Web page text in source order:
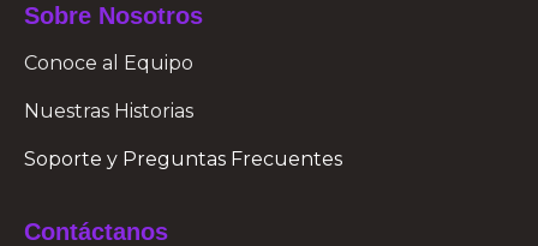
Sobre Nosotros
Conoce al Equipo
Nuestras Historias
Soporte y Preguntas Frecuentes
Contáctanos